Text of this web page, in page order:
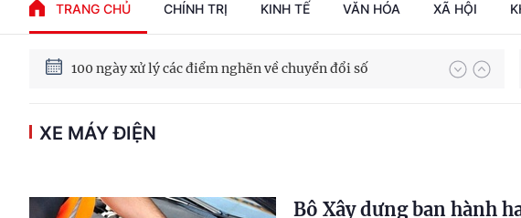
TRANG CHỦ CHÍNH TRỊ KINH TẾ VĂN HÓA XÃ HỘI
Phát triển nhà ở cho thuê - Trụ cột chiến lược, lâu dài
XE MÁY ĐIỆN
Bộ Xây dựng ban hành